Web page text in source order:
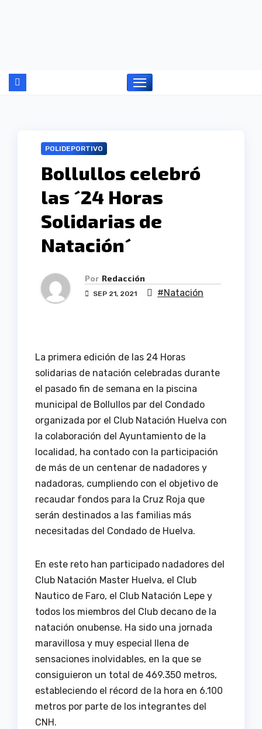
POLIDEPORTIVO
Bollullos celebró
las ´24 Horas
Solidarias de
Natación´
Por Redacción
SEP 21, 2021 #Natación
La primera edición de las 24 Horas
solidarias de natación celebradas durante
el pasado fin de semana en la piscina
municipal de Bollullos par del Condado
organizada por el Club Natación Huelva con
la colaboración del Ayuntamiento de la
localidad, ha contado con la participación
de más de un centenar de nadadores y
nadadoras, cumpliendo con el objetivo de
recaudar fondos para la Cruz Roja que
serán destinados a las familias más
necesitadas del Condado de Huelva.
En este reto han participado nadadores del
Club Natación Master Huelva, el Club
Nautico de Faro, el Club Natación Lepe y
todos los miembros del Club decano de la
natación onubense. Ha sido una jornada
maravillosa y muy especial llena de
sensaciones inolvidables, en la que se
consiguieron un total de 469.350 metros,
estableciendo el récord de la hora en 6.100
metros por parte de los integrantes del
CNH.